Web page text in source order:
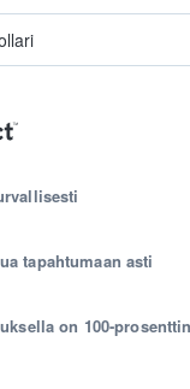
tapahtumaan asti
on 100-